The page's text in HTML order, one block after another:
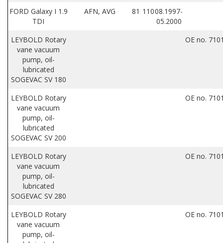
FORD Galaxy I 1.9
TDI
AFN, AVG 81 11008.1997-
05.2000
LEYBOLD Rotary
vane vacuum
pump, oil-
lubricated
SOGEVAC SV 180
OE no.
LEYBOLD Rotary
vane vacuum
pump, oil-
lubricated
SOGEVAC SV 200
OE no.
LEYBOLD Rotary
vane vacuum
pump, oil-
lubricated
SOGEVAC SV 280
OE no.
LEYBOLD Rotary
vane vacuum
pump, oil-
OE no.